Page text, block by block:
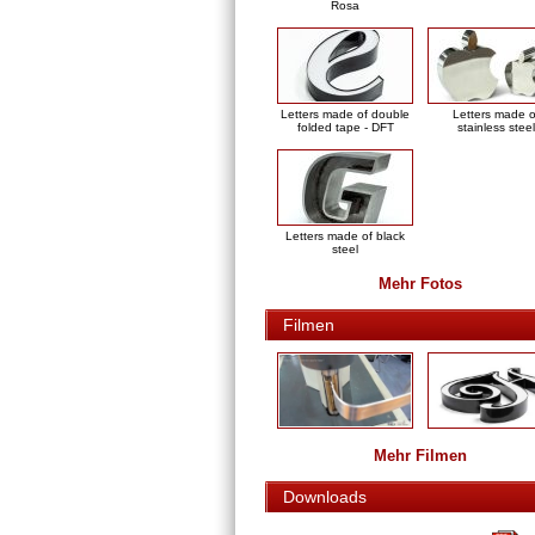
Rosa
Letters made of double
folded tape - DFT
Letters made
stainless steel
Letters made of black
steel
Mehr Fotos
Filmen
Mehr Filmen
Downloads